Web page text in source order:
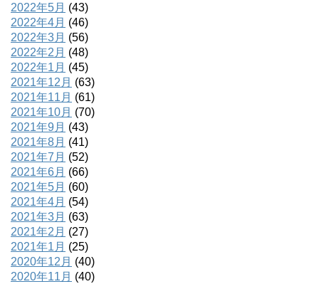
2022年5月 (43)
2022年4月 (46)
2022年3月 (56)
2022年2月 (48)
2022年1月 (45)
2021年12月 (63)
2021年11月 (61)
2021年10月 (70)
2021年9月 (43)
2021年8月 (41)
2021年7月 (52)
2021年6月 (66)
2021年5月 (60)
2021年4月 (54)
2021年3月 (63)
2021年2月 (27)
2021年1月 (25)
2020年12月 (40)
2020年11月 (40)